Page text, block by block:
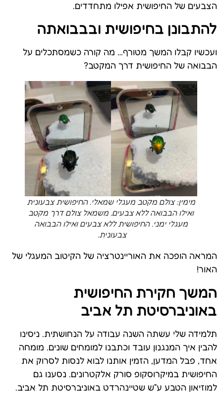
הצבעים של החיפושית אפילו מתחדדים.
להתבונן בחיפושית ובבבואתה
ועכשיו קבלו המשך מטורף… מה קורה כשמסתכלים על
הבבואה של החיפושית דרך המקטב?
מימין: צולם מקטב מעגלי שמאלי. החיפושית צבעונית
ואילו הבבואה ללא צבעים. משמאל צולם דרך מקטב
מעגלי ימני. החיפושית ללא צבעים ואילו הבבואה
צבעונית.
המראה הופכה את האוריינטרציה של הקיטוב המעגלי של
האור!
המשך חקירת החיפושית
באוניברסיטת תל אביב
תלמידה שלי עשתה השנה עבודה על הנחושתית. ניסינו
להבין איך המנגנון עובד וכתבנו למומחים שונים. מומחה
אחד, פבל המדען, הזמין אותנו לבוא לנסות לסרוק את
החיפושית במיקרוסקופ סורק אלקטרונים. נסענו גם
למוזיאון הטבע ע”ש שטיינהרדט באוניברסיטת תל אביב.